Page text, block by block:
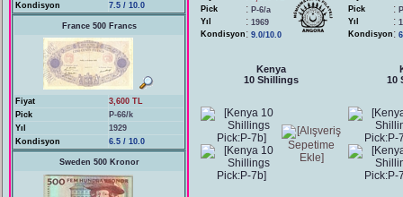
Kondisyon
7.5 / 10.0
France 500 Francs
Fiyat
3,600 TL
Pick
P-66/k
Yıl
1929
Kondisyon
6.5 / 10.0
Sweden 500 Kronor
Pick
: P-6/a
Yıl
: 1969
Kondisyon : 9.0/10.0
Pick
:
Yıl
:
Kondisyon :
Kenya
10 Shillings
10